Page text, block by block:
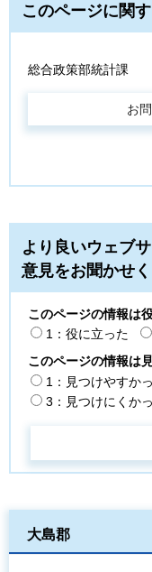
このページに関
総合政策部統計課
より良いウェブ
意見をお聞かせ
このページの情報は
1：役に立った
このページの情報は
1：見つけやすか
3：見つけにくか
大島郡